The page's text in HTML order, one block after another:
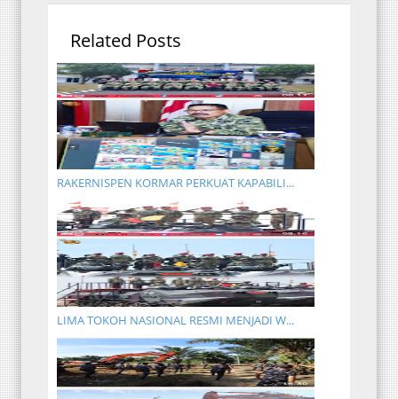
Related Posts
RAKERNISPEN KORMAR PERKUAT KAPABILI...
LIMA TOKOH NASIONAL RESMI MENJADI W...